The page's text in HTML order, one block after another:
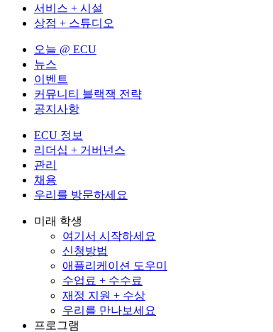
서비스 + 시설
상점 + 스튜디오
오늘 @ ECU
뉴스
이벤트
커뮤니티 블랙잭 전략
공지사항
ECU 정보
리더십 + 거버넌스
관리
채용
우리를 방문하세요
미래 학생
여기서 시작하세요
신청방법
애플리케이션 도우미
수업료 + 수수료
재정 지원 + 수상
우리를 만나보세요
프로그램